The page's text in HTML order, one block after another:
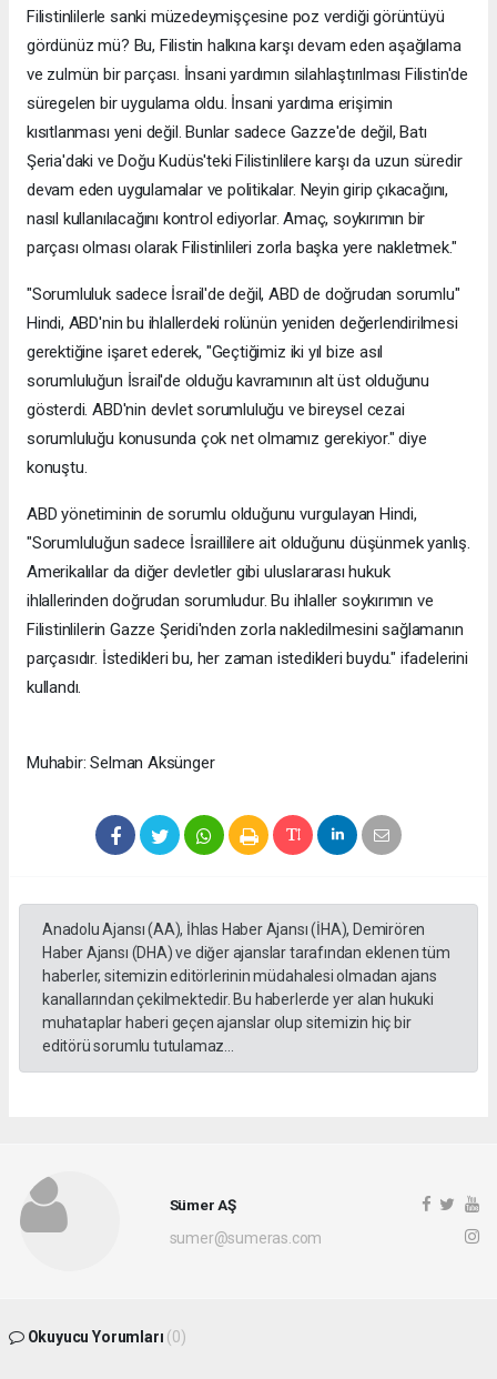
Filistinlilerle sanki müzedeymişçesine poz verdiği görüntüyü
gördünüz mü? Bu, Filistin halkına karşı devam eden aşağılama
ve zulmün bir parçası. İnsani yardımın silahlaştırılması Filistin'de
süregelen bir uygulama oldu. İnsani yardıma erişimin
kısıtlanması yeni değil. Bunlar sadece Gazze'de değil, Batı
Şeria'daki ve Doğu Kudüs'teki Filistinlilere karşı da uzun süredir
devam eden uygulamalar ve politikalar. Neyin girip çıkacağını,
nasıl kullanılacağını kontrol ediyorlar. Amaç, soykırımın bir
parçası olması olarak Filistinlileri zorla başka yere nakletmek."
"Sorumluluk sadece İsrail'de değil, ABD de doğrudan sorumlu"
Hindi, ABD'nin bu ihlallerdeki rolünün yeniden değerlendirilmesi
gerektiğine işaret ederek, "Geçtiğimiz iki yıl bize asıl
sorumluluğun İsrail'de olduğu kavramının alt üst olduğunu
gösterdi. ABD'nin devlet sorumluluğu ve bireysel cezai
sorumluluğu konusunda çok net olmamız gerekiyor." diye
konuştu.
ABD yönetiminin de sorumlu olduğunu vurgulayan Hindi,
"Sorumluluğun sadece İsraillilere ait olduğunu düşünmek yanlış.
Amerikalılar da diğer devletler gibi uluslararası hukuk
ihlallerinden doğrudan sorumludur. Bu ihlaller soykırımın ve
Filistinlilerin Gazze Şeridi'nden zorla nakledilmesini sağlamanın
parçasıdır. İstedikleri bu, her zaman istedikleri buydu." ifadelerini
kullandı.
Muhabir: Selman Aksünger
Anadolu Ajansı (AA), İhlas Haber Ajansı (İHA), Demirören
Haber Ajansı (DHA) ve diğer ajanslar tarafından eklenen tüm
haberler, sitemizin editörlerinin müdahalesi olmadan ajans
kanallarından çekilmektedir. Bu haberlerde yer alan hukuki
muhataplar haberi geçen ajanslar olup sitemizin hiç bir
editörü sorumlu tutulamaz...
Sümer AŞ
sumer@sumeras.com
Okuyucu Yorumları (0)